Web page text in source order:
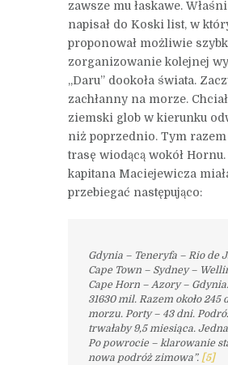
zawsze mu łaskawe.
napisał do Koski list, w
proponował możliwie
zorganizowanie kolejnej
„Daru” dookoła świata.
zachłanny na morze.
ziemski glob w kierunku
niż poprzednio. Tym razem
trasę wiodącą wokół
kapitana Maciejewicza
przebiegać następująco:
Gdynia – Teneryfa – Rio de
Cape Town – Sydney –
Cape Horn – Azory – Gdynia.
31630 mil. Razem około 245
morzu. Porty – 43 dni.
trwałaby 9,5 miesiąca.
Po powrocie – klarowanie
nowa podróż zimowa”. [5]